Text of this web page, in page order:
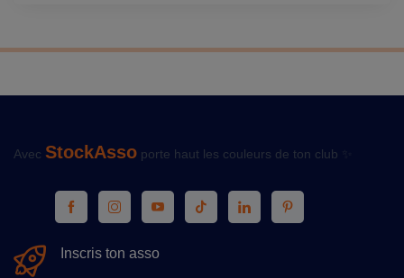
Avec StockAsso porte haut les couleurs de ton club ✨
Inscris ton asso